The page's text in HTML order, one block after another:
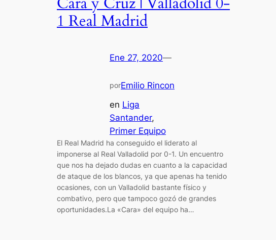
1 Real Madrid
Ene 27, 2020—
porEmilio Rincon
en Liga
Santander
Primer Equipo
El Real Madrid ha conseguido el liderato al
imponerse al Real Valladolid por 0-1. Un encuentro
que nos ha dejado dudas en cuanto a la capacidad
de ataque de los blancos, ya que apenas ha tenido
ocasiones, con un Valladolid bastante físico y
combativo, pero que tampoco gozó de grandes
oportunidades.La «Cara» del equipo ha…